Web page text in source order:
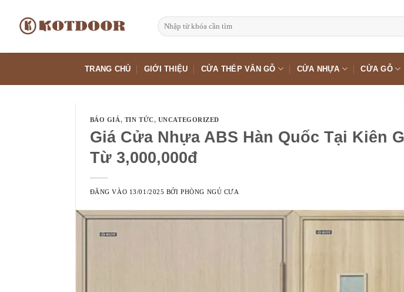
dung
Tìm
kiếm:
TRANG CHỦ GIỚI THIỆU CỬA THÉP VÂN GỖ CỬA NHỰA CỬA GỖ
BÁO GIÁ, TIN TỨC, UNCATEGORIZED
Giá Cửa Nhựa ABS Hàn Quốc Tại Kiên
Từ 3,000,000đ
ĐĂNG VÀO 13/01/2025 BỞIPHÒNG NGỦ CƯA